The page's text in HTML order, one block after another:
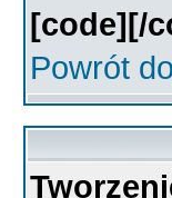
[code][/
Powrót